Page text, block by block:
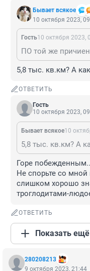
Бывает всякое
10 октября 2023,
Гость10 октября 2023,
5,8 тыс. кв.км? А
ОТВЕТИТЬ
Гость
10 октября 2023,
Бывает всякое10
5,8 тыс. кв.км? А
Горе
Не спорьте со мной
слишком хорошо
троглодитами-
ОТВЕТИТЬ
Показать
280208213
9 октября 2023, 21:44